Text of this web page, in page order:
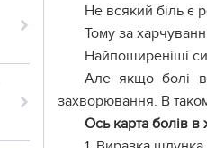
Не всякий біль є
Тому за
Найпоширеніші
Але якщо болі в
захворювання. В
Ось карта болів